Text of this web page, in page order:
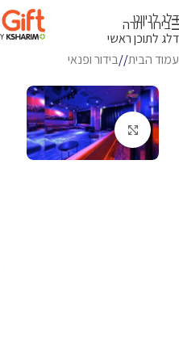
דלג לניווט
דלג לתוכן ראשי
בירור יתרה
עמוד הבית/ בידור ופנאי
לחץ להגדלה